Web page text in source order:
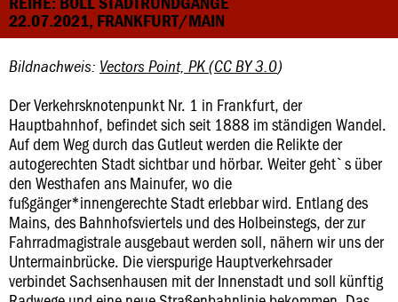
22.07.2021, FRANKFURT/MAIN
Bildnachweis: Vectors Point, PK(CC BY 3.0)
Der Verkehrsknotenpunkt Nr. 1 in Frankfurt, der
Hauptbahnhof, befindet sich seit 1888 im ständigen Wandel.
Auf dem Weg durch das Gutleut werden die Relikte der
autogerechten Stadt sichtbar und hörbar. Weiter geht`s über
den Westhafen ans Mainufer, wo die
fußgänger*innengerechte Stadt erlebbar wird. Entlang des
Mains, des Bahnhofsviertels und des Holbeinstegs, der zur
Fahrradmagistrale ausgebaut werden soll, nähern wir uns der
Untermainbrücke. Die vierspurige Hauptverkehrsader
verbindet Sachsenhausen mit der Innenstadt und soll künftig